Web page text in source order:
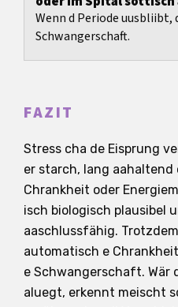
Wenn d Periode uusbliibt,
Schwangerschaft.
FAZIT
Stress cha de Eisprung
er starch, lang
Chrankheit oder
isch biologisch plausibel
aaschlussfähig.
automatisch e
e Schwangerschaft. Wär
aluegt, erkennt meischt